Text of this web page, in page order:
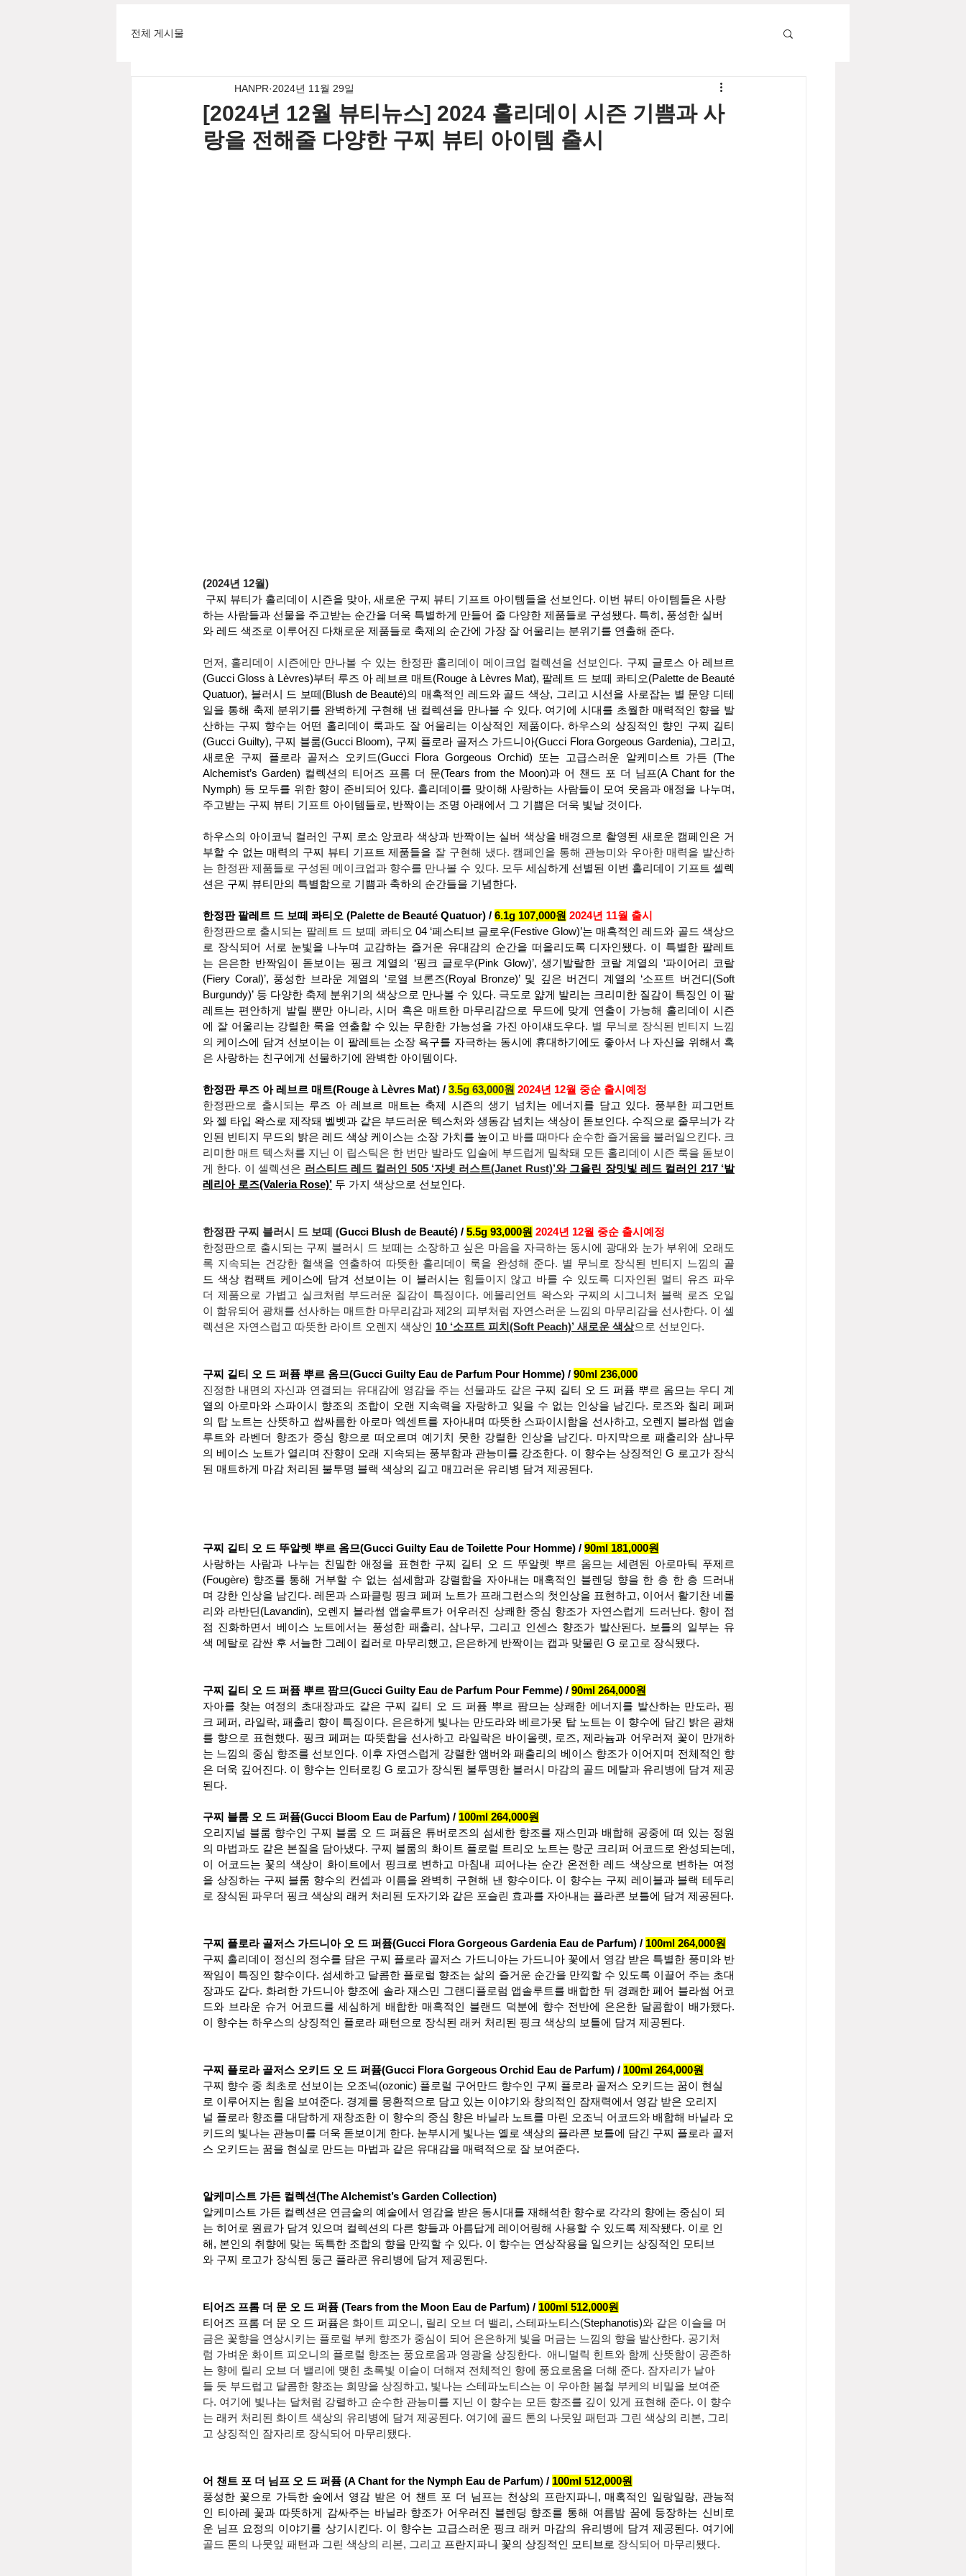
전체 게시물
[2024년 12월 뷰티뉴스] 2024 홀리데이 시즌 기쁨과 사
랑을 전해줄 다양한 구찌 뷰티 아이템 출시
HANPR 2024년 11월 29일
(2024년 12월)
구찌 뷰티가 홀리데이 시즌을 맞아, 새로운 구찌 뷰티 기프트 아이템들을 선보인다. 이번 뷰티 아이템들은 사랑
하는 사람들과 선물을 주고받는 순간을 더욱 특별하게 만들어 줄 다양한 제품들로 구성됐다. 특히, 풍성한 실버
와 레드 색조로 이루어진 다채로운 제품들로 축제의 순간에 가장 잘 어울리는 분위기를 연출해 준다.
먼저, 홀리데이 시즌에만 만나볼 수 있는 한정판 홀리데이 메이크업 컬렉션을 선보인다. 구찌 글로스 아 레브르
(Gucci Gloss à Lèvres)부터 루즈 아 레브르 매트(Rouge à Lèvres Mat), 팔레트 드 보떼 콰티오(Palette de Beauté
Quatuor), 블러시 드 보떼(Blush de Beauté)의 매혹적인 레드와 골드 색상, 그리고 시선을 사로잡는 별 문양 디테
일을 통해 축제 분위기를 완벽하게 구현해 낸 컬렉션을 만나볼 수 있다. 여기에 시대를 초월한 매력적인 향을 발
산하는 구찌 향수는 어떤 홀리데이 룩과도 잘 어울리는 이상적인 제품이다. 하우스의 상징적인 향인 구찌 길티
(Gucci Guilty), 구찌 블룸(Gucci Bloom), 구찌 플로라 골저스 가드니아(Gucci Flora Gorgeous Gardenia), 그리고,
새로운 구찌 플로라 골저스 오키드(Gucci Flora Gorgeous Orchid) 또는 고급스러운 알케미스트 가든 (The
Alchemist’s Garden) 컬렉션의 티어즈 프롬 더 문(Tears from the Moon)과 어 챈드 포 더 님프(A Chant for the
Nymph) 등 모두를 위한 향이 준비되어 있다. 홀리데이를 맞이해 사랑하는 사람들이 모여 웃음과 애정을 나누며,
주고받는 구찌 뷰티 기프트 아이템들로, 반짝이는 조명 아래에서 그 기쁨은 더욱 빛날 것이다.
하우스의 아이코닉 컬러인 구찌 로소 앙코라 색상과 반짝이는 실버 색상을 배경으로 촬영된 새로운 캠페인은 거
부할 수 없는 매력의 구찌 뷰티 기프트 제품들을 잘 구현해 냈다. 캠페인을 통해 관능미와 우아한 매력을 발산하
는 한정판 제품들로 구성된 메이크업과 향수를 만나볼 수 있다. 모두 세심하게 선별된 이번 홀리데이 기프트 셀렉
션은 구찌 뷰티만의 특별함으로 기쁨과 축하의 순간들을 기념한다.
한정판 팔레트 드 보떼 콰티오 (Palette de Beauté Quatuor) / 6.1g 107,000원 2024년 11월 출시
한정판으로 출시되는 팔레트 드 보떼 콰티오 04 ‘페스티브 글로우(Festive Glow)’는 매혹적인 레드와 골드 색상으
로 장식되어 서로 눈빛을 나누며 교감하는 즐거운 유대감의 순간을 떠올리도록 디자인됐다. 이 특별한 팔레트
는 은은한 반짝임이 돋보이는 핑크 계열의 ‘핑크 글로우(Pink Glow)’, 생기발랄한 코랄 계열의 ‘파이어리 코랄
(Fiery Coral)’, 풍성한 브라운 계열의 ‘로열 브론즈(Royal Bronze)’ 및 깊은 버건디 계열의 ‘소프트 버건디(Soft
Burgundy)’ 등 다양한 축제 분위기의 색상으로 만나볼 수 있다. 극도로 얇게 발리는 크리미한 질감이 특징인 이 팔
레트는 편안하게 발릴 뿐만 아니라, 시머 혹은 매트한 마무리감으로 무드에 맞게 연출이 가능해 홀리데이 시즌
에 잘 어울리는 강렬한 룩을 연출할 수 있는 무한한 가능성을 가진 아이섀도우다. 별 무늬로 장식된 빈티지 느낌
의 케이스에 담겨 선보이는 이 팔레트는 소장 욕구를 자극하는 동시에 휴대하기에도 좋아서 나 자신을 위해서 혹
은 사랑하는 친구에게 선물하기에 완벽한 아이템이다.
한정판 루즈 아 레브르 매트(Rouge à Lèvres Mat) / 3.5g 63,000원 2024년 12월 중순 출시예정
한정판으로 출시되는 루즈 아 레브르 매트는 축제 시즌의 생기 넘치는 에너지를 담고 있다. 풍부한 피그먼트
와 젤 타입 왁스로 제작돼 벨벳과 같은 부드러운 텍스처와 생동감 넘치는 색상이 돋보인다. 수직으로 줄무늬가 각
인된 빈티지 무드의 밝은 레드 색상 케이스는 소장 가치를 높이고 바를 때마다 순수한 즐거움을 불러일으킨다. 크
리미한 매트 텍스처를 지닌 이 립스틱은 한 번만 발라도 입술에 부드럽게 밀착돼 모든 홀리데이 시즌 룩을 돋보이
게 한다. 이 셀렉션은 러스티드 레드 컬러인 505 ‘자넷 러스트(Janet Rust)’와 그을린 장밋빛 레드 컬러인 217 ‘발
레리아 로즈(Valeria Rose)’ 두 가지 색상으로 선보인다.
한정판 구찌 블러시 드 보떼 (Gucci Blush de Beauté) / 5.5g 93,000원 2024년 12월 중순 출시예정
한정판으로 출시되는 구찌 블러시 드 보떼는 소장하고 싶은 마음을 자극하는 동시에 광대와 눈가 부위에 오래도
록 지속되는 건강한 혈색을 연출하여 따뜻한 홀리데이 룩을 완성해 준다. 별 무늬로 장식된 빈티지 느낌의 골
드 색상 컴팩트 케이스에 담겨 선보이는 이 블러시는 힘들이지 않고 바를 수 있도록 디자인된 멀티 유즈 파우
더 제품으로 가볍고 실크처럼 부드러운 질감이 특징이다. 에몰리언트 왁스와 구찌의 시그니처 블랙 로즈 오일
이 함유되어 광채를 선사하는 매트한 마무리감과 제2의 피부처럼 자연스러운 느낌의 마무리감을 선사한다. 이 셀
렉션은 자연스럽고 따뜻한 라이트 오렌지 색상인 10 ‘소프트 피치(Soft Peach)’ 새로운 색상으로 선보인다.
구찌 길티 오 드 퍼퓸 뿌르 옴므(Gucci Guilty Eau de Parfum Pour Homme) / 90ml 236,000
진정한 내면의 자신과 연결되는 유대감에 영감을 주는 선물과도 같은 구찌 길티 오 드 퍼퓸 뿌르 옴므는 우디 계
열의 아로마와 스파이시 향조의 조합이 오랜 지속력을 자랑하고 잊을 수 없는 인상을 남긴다. 로즈와 칠리 페퍼
의 탑 노트는 산뜻하고 쌉싸름한 아로마 엑센트를 자아내며 따뜻한 스파이시함을 선사하고, 오렌지 블라썸 앱솔
루트와 라벤더 향조가 중심 향으로 떠오르며 예기치 못한 강렬한 인상을 남긴다. 마지막으로 패출리와 삼나무
의 베이스 노트가 열리며 잔향이 오래 지속되는 풍부함과 관능미를 강조한다. 이 향수는 상징적인 G 로고가 장식
된 매트하게 마감 처리된 불투명 블랙 색상의 길고 매끄러운 유리병 담겨 제공된다.
구찌 길티 오 드 뚜알렛 뿌르 옴므(Gucci Guilty Eau de Toilette Pour Homme) / 90ml 181,000원
사랑하는 사람과 나누는 친밀한 애정을 표현한 구찌 길티 오 드 뚜알렛 뿌르 옴므는 세련된 아로마틱 푸제르
(Fougère) 향조를 통해 거부할 수 없는 섬세함과 강렬함을 자아내는 매혹적인 블렌딩 향을 한 층 한 층 드러내
며 강한 인상을 남긴다. 레몬과 스파클링 핑크 페퍼 노트가 프래그런스의 첫인상을 표현하고, 이어서 활기찬 네롤
리와 라반딘(Lavandin), 오렌지 블라썸 앱솔루트가 어우러진 상쾌한 중심 향조가 자연스럽게 드러난다. 향이 점
점 진화하면서 베이스 노트에서는 풍성한 패출리, 삼나무, 그리고 인센스 향조가 발산된다. 보틀의 일부는 유
색 메탈로 감싼 후 서늘한 그레이 컬러로 마무리했고, 은은하게 반짝이는 캡과 맞물린 G 로고로 장식됐다.
구찌 길티 오 드 퍼퓸 뿌르 팜므(Gucci Guilty Eau de Parfum Pour Femme) / 90ml 264,000원
자아를 찾는 여정의 초대장과도 같은 구찌 길티 오 드 퍼퓸 뿌르 팜므는 상쾌한 에너지를 발산하는 만도라, 핑
크 페퍼, 라일락, 패출리 향이 특징이다. 은은하게 빛나는 만도라와 베르가못 탑 노트는 이 향수에 담긴 밝은 광채
를 향으로 표현했다. 핑크 페퍼는 따뜻함을 선사하고 라일락은 바이올렛, 로즈, 제라늄과 어우러져 꽃이 만개하
는 느낌의 중심 향조를 선보인다. 이후 자연스럽게 강렬한 앰버와 패출리의 베이스 향조가 이어지며 전체적인 향
은 더욱 깊어진다. 이 향수는 인터로킹 G 로고가 장식된 불투명한 블러시 마감의 골드 메탈과 유리병에 담겨 제공
된다.
구찌 블룸 오 드 퍼퓸(Gucci Bloom Eau de Parfum) / 100ml 264,000원
오리지널 블룸 향수인 구찌 블룸 오 드 퍼퓸은 튜버로즈의 섬세한 향조를 재스민과 배합해 공중에 떠 있는 정원
의 마법과도 같은 본질을 담아냈다. 구찌 블룸의 화이트 플로럴 트리오 노트는 랑군 크리퍼 어코드로 완성되는데,
이 어코드는 꽃의 색상이 화이트에서 핑크로 변하고 마침내 피어나는 순간 온전한 레드 색상으로 변하는 여정
을 상징하는 구찌 블룸 향수의 컨셉과 이름을 완벽히 구현해 낸 향수이다. 이 향수는 구찌 레이블과 블랙 테두리
로 장식된 파우더 핑크 색상의 래커 처리된 도자기와 같은 포슬린 효과를 자아내는 플라콘 보틀에 담겨 제공된다.
구찌 플로라 골저스 가드니아 오 드 퍼퓸(Gucci Flora Gorgeous Gardenia Eau de Parfum) / 100ml 264,000원
구찌 홀리데이 정신의 정수를 담은 구찌 플로라 골저스 가드니아는 가드니아 꽃에서 영감 받은 특별한 풍미와 반
짝임이 특징인 향수이다. 섬세하고 달콤한 플로럴 향조는 삶의 즐거운 순간을 만끽할 수 있도록 이끌어 주는 초대
장과도 같다. 화려한 가드니아 향조에 솔라 재스민 그랜디플로럼 앱솔루트를 배합한 뒤 경쾌한 페어 블라썸 어코
드와 브라운 슈거 어코드를 세심하게 배합한 매혹적인 블랜드 덕분에 향수 전반에 은은한 달콤함이 배가됐다.
이 향수는 하우스의 상징적인 플로라 패턴으로 장식된 래커 처리된 핑크 색상의 보틀에 담겨 제공된다.
구찌 플로라 골저스 오키드 오 드 퍼퓸(Gucci Flora Gorgeous Orchid Eau de Parfum) / 100ml 264,000원
구찌 향수 중 최초로 선보이는 오조닉(ozonic) 플로럴 구어만드 향수인 구찌 플로라 골저스 오키드는 꿈이 현실
로 이루어지는 힘을 보여준다. 경계를 몽환적으로 담고 있는 이야기와 창의적인 잠재력에서 영감 받은 오리지
널 플로라 향조를 대담하게 재창조한 이 향수의 중심 향은 바닐라 노트를 마린 오조닉 어코드와 배합해 바닐라 오
키드의 빛나는 관능미를 더욱 돋보이게 한다. 눈부시게 빛나는 옐로 색상의 플라콘 보틀에 담긴 구찌 플로라 골저
스 오키드는 꿈을 현실로 만드는 마법과 같은 유대감을 매력적으로 잘 보여준다.
알케미스트 가든 컬렉션(The Alchemist’s Garden Collection)
알케미스트 가든 컬렉션은 연금술의 예술에서 영감을 받은 동시대를 재해석한 향수로 각각의 향에는 중심이 되
는 히어로 원료가 담겨 있으며 컬렉션의 다른 향들과 아름답게 레이어링해 사용할 수 있도록 제작됐다. 이로 인
해, 본인의 취향에 맞는 독특한 조합의 향을 만끽할 수 있다. 이 향수는 연상작용을 일으키는 상징적인 모티브
와 구찌 로고가 장식된 둥근 플라콘 유리병에 담겨 제공된다.
티어즈 프롬 더 문 오 드 퍼퓸 (Tears from the Moon Eau de Parfum) / 100ml 512,000원
티어즈 프롬 더 문 오 드 퍼퓸은 화이트 피오니, 릴리 오브 더 밸리, 스테파노티스(Stephanotis)와 같은 이슬을 머
금은 꽃향을 연상시키는 플로럴 부케 향조가 중심이 되어 은은하게 빛을 머금는 느낌의 향을 발산한다. 공기처
럼 가벼운 화이트 피오니의 플로럴 향조는 풍요로움과 영광을 상징한다.  애니멀릭 힌트와 함께 산뜻함이 공존하
는 향에 릴리 오브 더 밸리에 맺힌 초록빛 이슬이 더해져 전체적인 향에 풍요로움을 더해 준다. 잠자리가 날아
들 듯 부드럽고 달콤한 향조는 희망을 상징하고, 빛나는 스테파노티스는 이 우아한 봄철 부케의 비밀을 보여준
다. 여기에 빛나는 달처럼 강렬하고 순수한 관능미를 지닌 이 향수는 모든 향조를 깊이 있게 표현해 준다. 이 향수
는 래커 처리된 화이트 색상의 유리병에 담겨 제공된다. 여기에 골드 톤의 나뭇잎 패턴과 그린 색상의 리본, 그리
고 상징적인 잠자리로 장식되어 마무리됐다.
어 챈트 포 더 님프 오 드 퍼퓸 (A Chant for the Nymph Eau de Parfum) / 100ml 512,000원
풍성한 꽃으로 가득한 숲에서 영감 받은 어 챈트 포 더 님프는 천상의 프란지파니, 매혹적인 일랑일랑, 관능적
인 티아레 꽃과 따뜻하게 감싸주는 바닐라 향조가 어우러진 블렌딩 향조를 통해 여름밤 꿈에 등장하는 신비로
골드 톤의 나뭇잎 패턴과 그린 색상의 리본, 그리고 프란지파니 꽃의 상징적인 모티브로 장식되어 마무리됐다.